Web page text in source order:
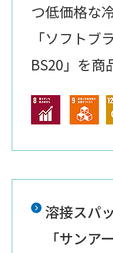
つ低価格な
「ソフトブ
BS20」を商
溶接スパ
「サンア